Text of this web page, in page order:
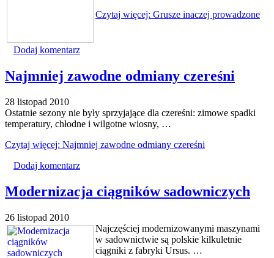
Czytaj więcej: Grusze inaczej prowadzone
Dodaj komentarz
Najmniej zawodne odmiany czereśni
28 listopad 2010
Ostatnie sezony nie były sprzyjające dla czereśni: zimowe spadki
temperatury, chłodne i wilgotne wiosny, …
Czytaj więcej: Najmniej zawodne odmiany czereśni
Dodaj komentarz
Modernizacja ciągników sadowniczych
26 listopad 2010
Najczęściej modernizowanymi maszynami
w sadownictwie są polskie kilkuletnie
ciągniki z fabryki Ursus. …